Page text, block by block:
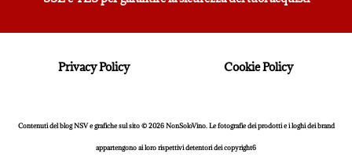
Privacy Policy Cookie Policy
Contenuti del blog NSV e grafiche sul sito © 2026 NonSoloVino. Le fotografie dei prodotti e i loghi dei brand
appartengono ai loro rispettivi detentori dei copyright6